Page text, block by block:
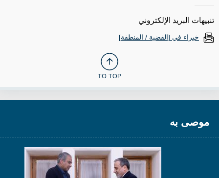
تنبيهات البريد الإلكتروني
خبراء في [القضية / المنطقة]
TO TOP
موصى به